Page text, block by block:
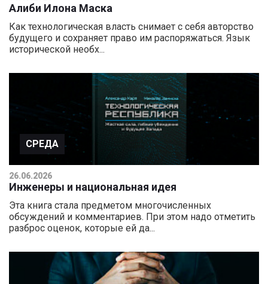
Алиби Илона Маска
Как технологическая власть снимает с себя авторство
будущего и сохраняет право им распоряжаться. Язык
исторической необх...
СРЕДА
26.06.2026
Инженеры и национальная идея
Эта книга стала предметом многочисленных
обсуждений и комментариев. При этом надо отметить
разброс оценок, которые ей да...